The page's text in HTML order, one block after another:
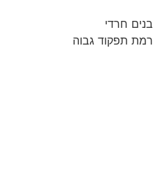
בנים חרדי
רמת תפקוד גבוה